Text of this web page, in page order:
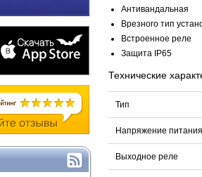
Антивандальная
Врезного тип
Встроенное реле
Защита IP65
Технические
Тип
Напряжение питания
Выходное реле